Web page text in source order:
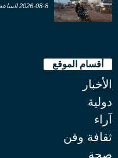
2026-08-8 الساعة 21:27
أقسام الموقع
الأخبار
دولية
آراء
ثقافة وفن
صحة